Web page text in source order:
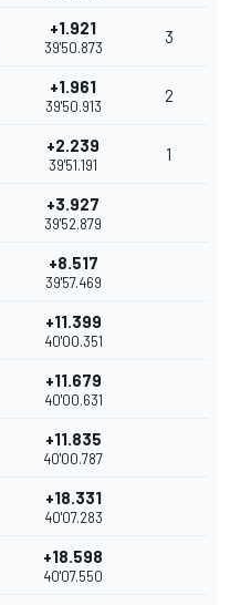
+1.921
39'50.873
3
+1.961
39'50.913
2
+2.239
39'51.191
1
+3.927
39'52.879
+8.517
39'57.469
+11.399
40'00.351
+11.679
40'00.631
+11.835
40'00.787
+18.331
40'07.283
+18.598
40'07.550